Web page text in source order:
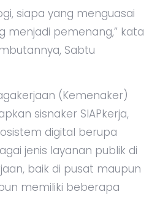
siapa yang menguasai
menjadi pemenang,” kata
Sabtu
(Kemenaker)
sisnaker SIAPkerja,
digital berupa
jenis layanan publik di
baik di pusat maupun
memiliki beberapa